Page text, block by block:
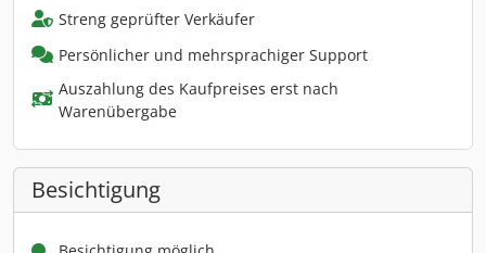
Streng geprüfter Verkäufer
Persönlicher und mehrsprachiger Support
Auszahlung des Kaufpreises erst nach
Warenübergabe
Besichtigung